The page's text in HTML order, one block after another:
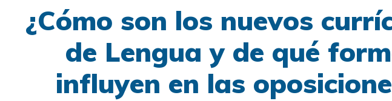
¿Cómo son los nuevos
de Lengua y de qué
influyen en las